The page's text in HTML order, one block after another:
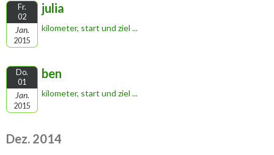
Fr.
02
Jan.
2015
julia
kilometer, start und ziel ...
Do.
01
Jan.
2015
ben
kilometer, start und ziel ...
Dez. 2014